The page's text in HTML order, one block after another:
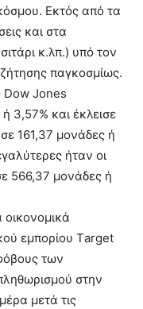
Εκτός από τα
και στα
κ.λπ.) υπό τον
παγκοσμίως.
Dow Jones
3,57% και έκλεισε
161,37 μονάδες ή
ήταν οι
566,37 μονάδες ή
οικονομικά
εμπορίου Τarget
των
στην
μετά τις